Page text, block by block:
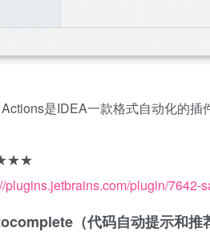
Actions是IDEA一款格式自动化的
plugins.jetbrains.com/plugin/7642-
（代码自动提示和推